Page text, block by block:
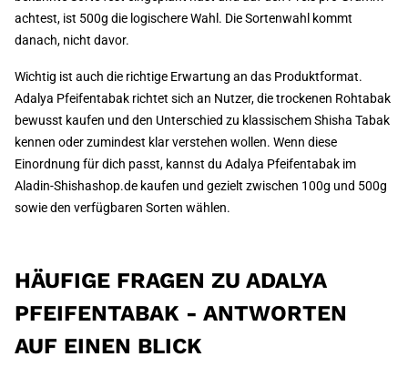
achtest, ist 500g die logischere Wahl. Die Sortenwahl kommt
danach, nicht davor.
Wichtig ist auch die richtige Erwartung an das Produktformat.
Adalya Pfeifentabak richtet sich an Nutzer, die trockenen Rohtabak
bewusst kaufen und den Unterschied zu klassischem Shisha Tabak
kennen oder zumindest klar verstehen wollen. Wenn diese
Einordnung für dich passt, kannst du Adalya Pfeifentabak im
Aladin-Shishashop.de kaufen und gezielt zwischen 100g und 500g
sowie den verfügbaren Sorten wählen.
HÄUFIGE FRAGEN ZU ADALYA
PFEIFENTABAK - ANTWORTEN
AUF EINEN BLICK